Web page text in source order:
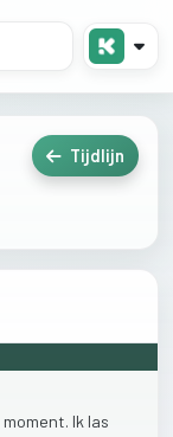
Tijdlijn
moment. Ik las